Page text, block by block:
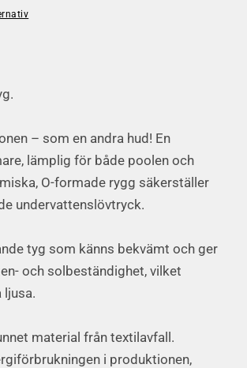
– som en andra hud! En
lämplig för både poolen och
O-formade rygg säkerställer
undervattenslövtryck.
tyg som känns bekvämt och ger
och solbeständighet, vilket
ljusa.
material från textilavfall.
i produktionen,